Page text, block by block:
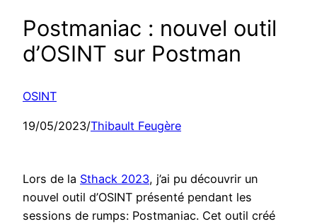
Postmaniac : nouvel outil
d’OSINT sur Postman
OSINT
19/05/2023/Thibault Feugère
Lors de la Sthack 2023, j’ai pu découvrir un
nouvel outil d’OSINT présenté pendant les
sessions de rumps: Postmaniac. Cet outil créé